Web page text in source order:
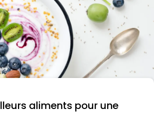
aliments pour une